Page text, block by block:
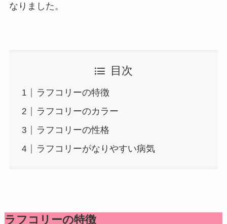
なりました。
目次
ラフコリーの特徴
ラフコリーのカラー
ラフコリーの性格
ラフコリーがなりやすい病気
ラフコリーの特徴